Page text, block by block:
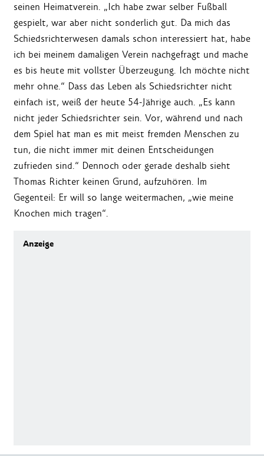
seinen Heimatverein. „Ich habe zwar selber Fußball
gespielt, war aber nicht sonderlich gut. Da mich das
Schiedsrichterwesen damals schon interessiert hat, habe
ich bei meinem damaligen Verein nachgefragt und mache
es bis heute mit vollster Überzeugung. Ich möchte nicht
mehr ohne.“ Dass das Leben als Schiedsrichter nicht
einfach ist, weiß der heute 54-Jährige auch. „Es kann
nicht jeder Schiedsrichter sein. Vor, während und nach
dem Spiel hat man es mit meist fremden Menschen zu
tun, die nicht immer mit deinen Entscheidungen
zufrieden sind.“ Dennoch oder gerade deshalb sieht
Thomas Richter keinen Grund, aufzuhören. Im
Gegenteil: Er will so lange weitermachen, „wie meine
Knochen mich tragen“.